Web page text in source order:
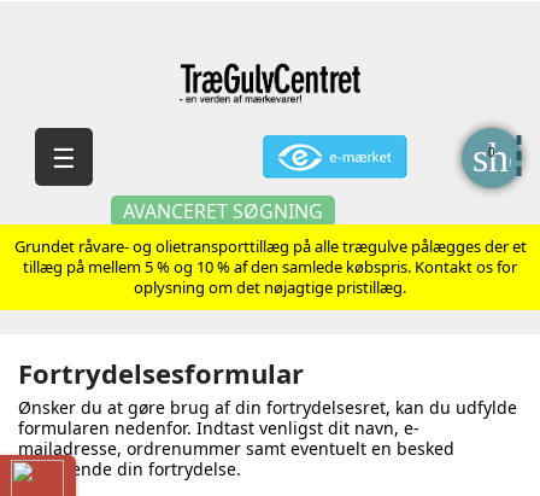
AVANCERET SØGNING
0
Skift
navigation
☰
Grundet råvare- og olietransporttillæg på alle trægulve pålægges der et
tillæg på mellem 5 % og 10 % af den samlede købspris. Kontakt os for
oplysning om det nøjagtige pristillæg.
Fortrydelsesformular
Ønsker du at gøre brug af din fortrydelsesret, kan du udfylde
formularen nedenfor. Indtast venligst dit navn, e-
mailadresse, ordrenummer samt eventuelt en besked
vedrørende din fortrydelse.